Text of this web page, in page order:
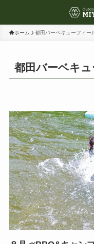
ホーム 都田バーベキューフィー
都田バーベキ